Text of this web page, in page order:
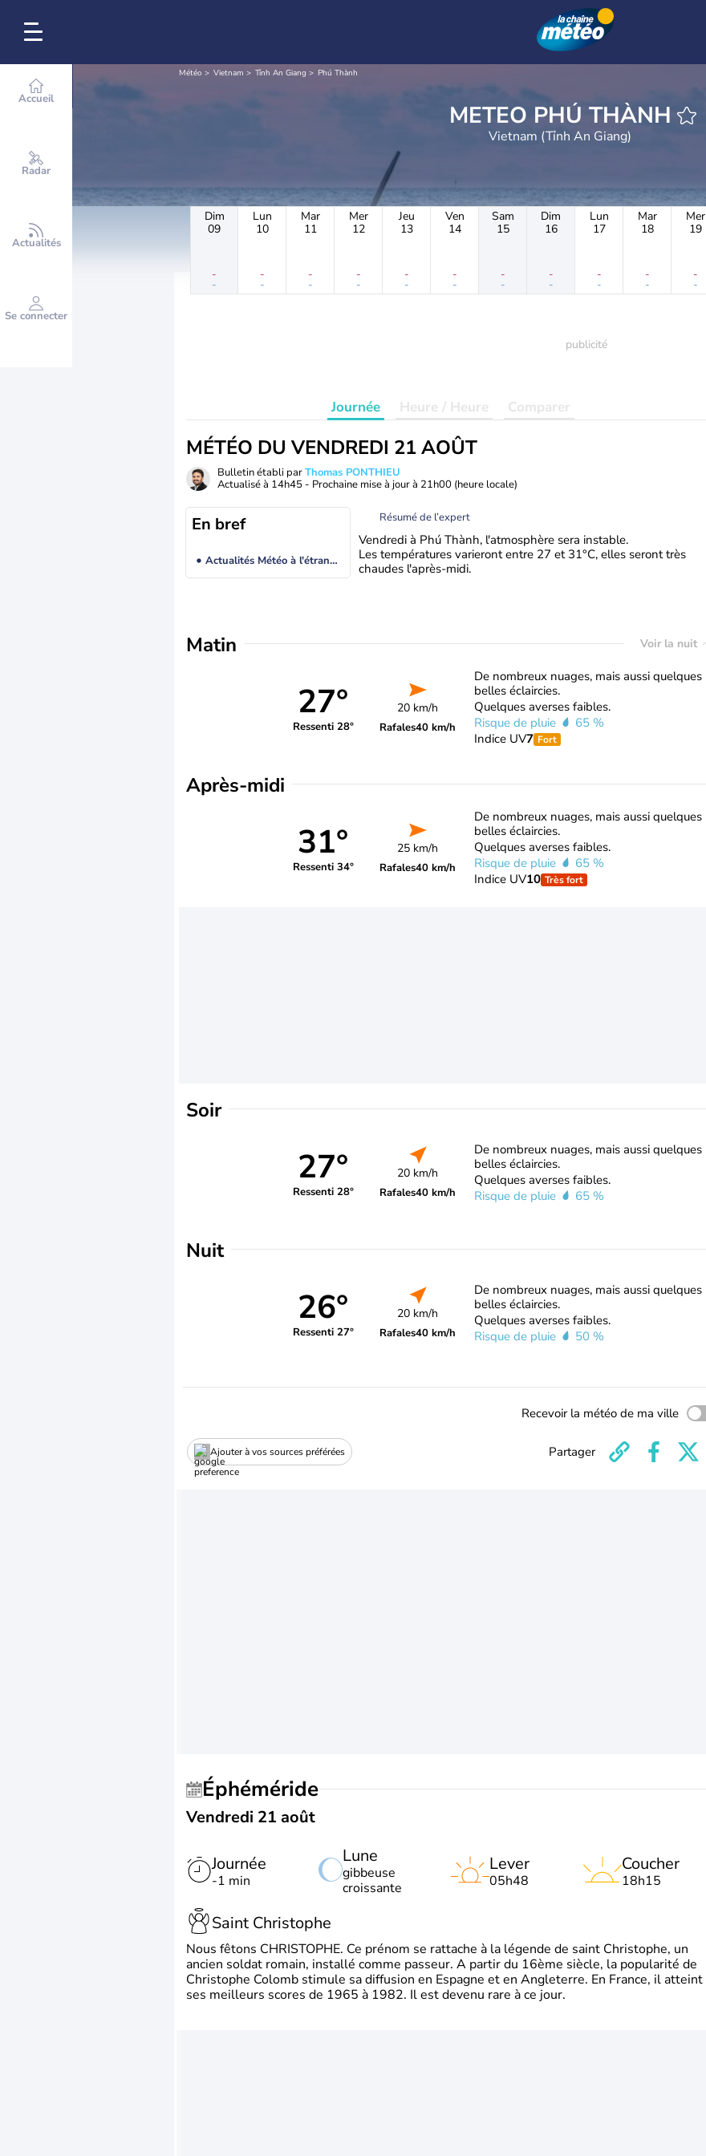
Accueil
Radar
Actualités
Se connecter
Météo Vietnam Tỉnh An Giang Phú Thành
METEO PHÚ THÀNH
Vietnam (Tỉnh An Giang)
Dim
09
-
-
Lun
10
-
-
Mar
11
-
-
Mer
12
-
-
Jeu
13
-
-
Ven
14
-
-
Sam
15
-
-
Dim
16
-
-
Lun
17
-
-
Mar
18
-
-
Mer
19
-
-
Journée Heure / Heure Comparer
MÉTÉO DU VENDREDI 21 AOÛT
Bulletin établi parThomas PONTHIEU
Actualisé à 14h45 - Prochaine mise à jour à 21h00 (heure locale)
En bref
Actualités Météo à l'étranger
Résumé de l’expert
Vendredi à Phú Thành, l'atmosphère sera instable.
Les températures varieront entre 27 et 31°C, elles seront très
chaudes l'après-midi.
Matin Voir la nuit
27°
Ressenti 28°
20 km/h
Rafales40 km/h
De nombreux nuages, mais aussi quelques
belles éclaircies.
Quelques averses faibles.
Risque de pluie
65 %
Indice UV7 Fort
Après-midi
31°
Ressenti 34°
25 km/h
Rafales40 km/h
De nombreux nuages, mais aussi quelques
belles éclaircies.
Quelques averses faibles.
Risque de pluie
65 %
Indice UV10 Très fort
Soir
27°
Ressenti 28°
20 km/h
Rafales40 km/h
De nombreux nuages, mais aussi quelques
belles éclaircies.
Quelques averses faibles.
Risque de pluie
65 %
Nuit
26°
Ressenti 27°
20 km/h
Rafales40 km/h
De nombreux nuages, mais aussi quelques
belles éclaircies.
Quelques averses faibles.
Risque de pluie
50 %
Recevoir la météo de ma ville
Ajouter à vos sources préférées Partager
Éphéméride
Vendredi 21 août
Journée
-1 min
Lune
gibbeuse
croissante
Lever
05h48
Coucher
18h15
Saint Christophe
Nous fêtons CHRISTOPHE. Ce prénom se rattache à la légende de saint Christophe, un
ancien soldat romain, installé comme passeur. A partir du 16ème siècle, la popularité de
Christophe Colomb stimule sa diffusion en Espagne et en Angleterre. En France, il atteint
ses meilleurs scores de 1965 à 1982. Il est devenu rare à ce jour.